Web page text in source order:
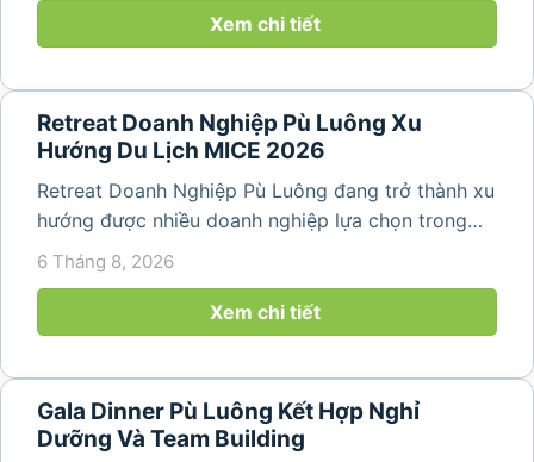
lịch đơn thuần, nhiều công ty...
Xem chi tiết
Retreat Doanh Nghiệp Pù Luông Xu
Hướng Du Lịch MICE 2026
Retreat Doanh Nghiệp Pù Luông đang trở thành xu
hướng được nhiều doanh nghiệp lựa chọn trong
năm 2026 khi nhu cầu kết hợp nghỉ dưỡng, hội
họp và gắn kết đội ngũ ngày càng tăng. Không chỉ
mang đến khoảng thời gian thư giãn...
6 Tháng 8, 2026
Xem chi tiết
Gala Dinner Pù Luông Kết Hợp Nghỉ
Dưỡng Và Team Building